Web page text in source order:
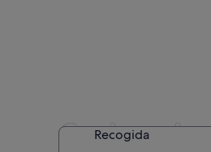
Coches de
Recogida